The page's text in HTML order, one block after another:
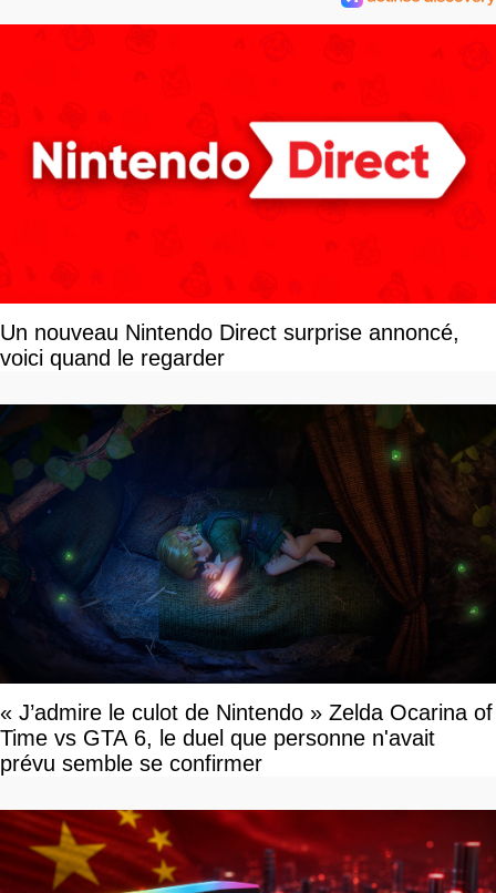
Un nouveau Nintendo Direct surprise annoncé,
voici quand le regarder
« J’admire le culot de Nintendo » Zelda Ocarina of
Time vs GTA 6, le duel que personne n'avait
prévu semble se confirmer